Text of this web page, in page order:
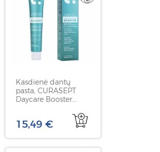
Kasdienė dantų
pasta, CURASEPT
Daycare Booster
šaldančios mėtos
skonio, 75 ml
15,49 €